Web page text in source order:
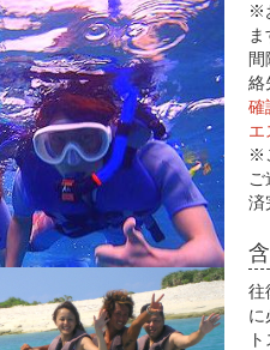
※
ま
絡
確
エ
※
済
往
に